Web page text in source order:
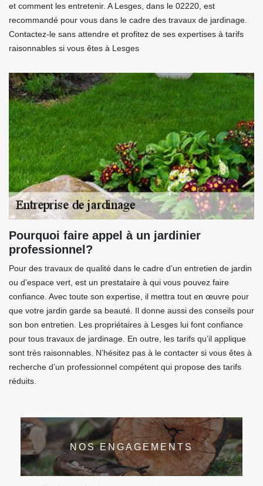
et comment les entretenir. A Lesges, dans le 02220, est
recommandé pour vous dans le cadre des travaux de jardinage.
Contactez-le sans attendre et profitez de ses expertises à tarifs
raisonnables si vous êtes à Lesges
Pourquoi faire appel à un jardinier
professionnel?
Pour des travaux de qualité dans le cadre d’un entretien de jardin
ou d’espace vert, est un prestataire à qui vous pouvez faire
confiance. Avec toute son expertise, il mettra tout en œuvre pour
que votre jardin garde sa beauté. Il donne aussi des conseils pour
son bon entretien. Les propriétaires à Lesges lui font confiance
pour tous travaux de jardinage. En outre, les tarifs qu’il applique
sont très raisonnables. N’hésitez pas à le contacter si vous êtes à
recherche d’un professionnel compétent qui propose des tarifs
réduits.
NOS ENGAGEMENTS